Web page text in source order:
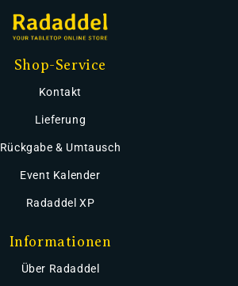
Shop-Service
Kontakt
Lieferung
Rückgabe & Umtausch
Event Kalender
Radaddel XP
Informationen
Über Radaddel